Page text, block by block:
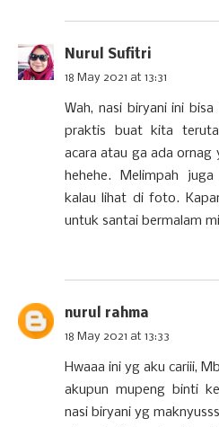
Nurul Sufitri
18 May 2021 at 13:31
Wah, nasi biryani ini
praktis buat kita
acara atau ga ada ornag
hehehe. Melimpah
kalau lihat di foto.
untuk santai bermalam
nurul rahma
18 May 2021 at 13:33
Hwaaa ini yg aku cariii,
akupun mupeng binti
nasi biryani yg maknyusss